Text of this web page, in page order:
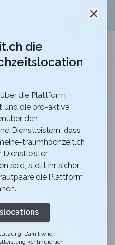
View & Spa
Belvoir mit unvergesslichem Blick
Link teilen
feiern in einem
Eine Aufgabe
die
die Plattform
und die pro-aktive
den
Dienstleistern, dass
traumhochzeit.ch
Dienstleister
seid, stellt ihr sicher,
die Plattform
Damit wird
kontinuierlich